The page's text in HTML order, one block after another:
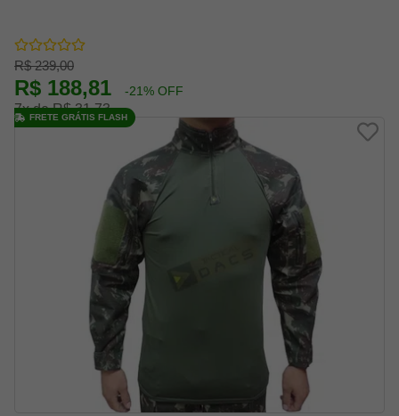
R$ 239,00
R$ 188,81 -21% OFF
7x de R$ 31,73
FRETE GRÁTIS FLASH